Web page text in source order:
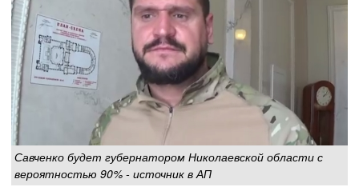
Савченко будет губернатором Николаевской области с
вероятностью 90% - источник в АП